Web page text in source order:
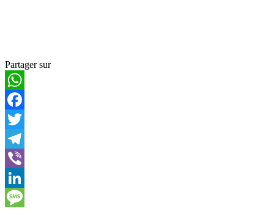
Partager sur
WhatsApp
Facebook
Twitter
Telegram
Viber
LinkedIn